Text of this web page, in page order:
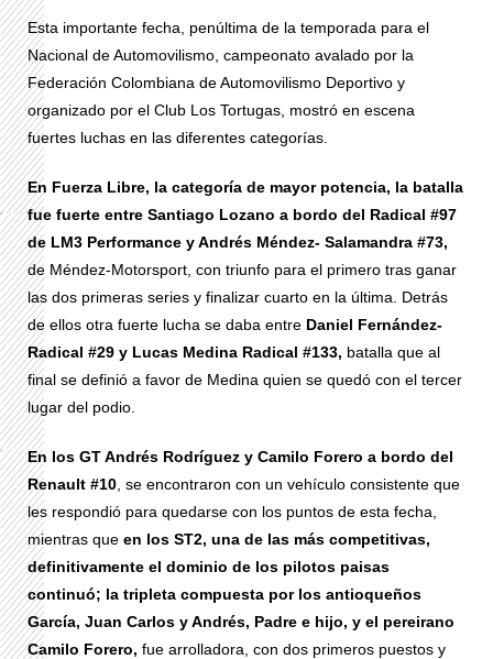
Esta importante fecha, penúltima de la temporada para el
Nacional de Automovilismo, campeonato avalado por la
Federación Colombiana de Automovilismo Deportivo y
organizado por el Club Los Tortugas, mostró en escena
fuertes luchas en las diferentes categorías.
En Fuerza Libre, la categoría de mayor potencia, la batalla
fue fuerte entre Santiago Lozano a bordo del Radical #97
de LM3 Performance y Andrés Méndez- Salamandra #73,
de Méndez-Motorsport, con triunfo para el primero tras ganar
las dos primeras series y finalizar cuarto en la última. Detrás
de ellos otra fuerte lucha se daba entre Daniel Fernández-
Radical #29 y Lucas Medina Radical #133, batalla que al
final se definió a favor de Medina quien se quedó con el tercer
lugar del podio.
En los GT Andrés Rodríguez y Camilo Forero a bordo del
Renault #10 , se encontraron con un vehículo consistente que
les respondió para quedarse con los puntos de esta fecha,
mientras que en los ST2, una de las más competitivas,
definitivamente el dominio de los pilotos paisas
continuó; la tripleta compuesta por los antioqueños
García, Juan Carlos y Andrés, Padre e hijo, y el pereirano
Camilo Forero, fue arrolladora, con dos primeros puestos y